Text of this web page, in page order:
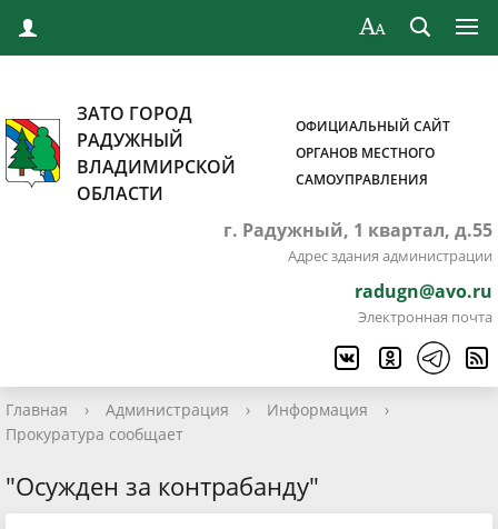
ЗАТО ГОРОД
РАДУЖНЫЙ
ВЛАДИМИРСКОЙ
ОБЛАСТИ
ОФИЦИАЛЬНЫЙ САЙТ
ОРГАНОВ МЕСТНОГО
САМОУПРАВЛЕНИЯ
г. Радужный, 1 квартал, д.55
Адрес здания администрации
radugn@avo.ru
Электронная почта
Главная › Администрация › Информация
›
Прокуратура сообщает
"Осужден за контрабанду"